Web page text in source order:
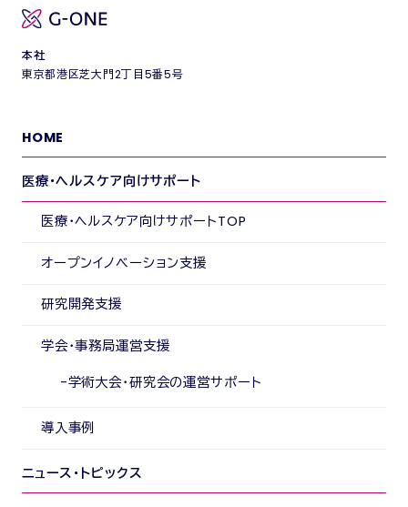
本社
東京都港区芝大門2丁目5番5号
HOME
医療・ヘルスケア向けサポート
医療・ヘルスケア向けサポートTOP
オープンイノベーション支援
研究開発支援
学会・事務局運営支援
学術大会・研究会の運営サポート
導入事例
ニュース・トピックス